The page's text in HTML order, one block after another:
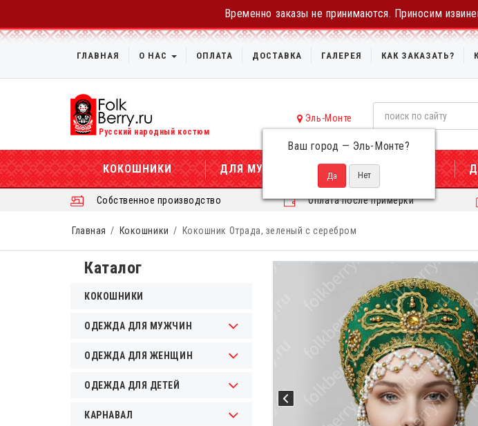
Временно заказы не принимаются. Приносим
ГЛАВНАЯ О НАС ОПЛАТА ДОСТАВКА ГАЛЕРЕЯ КАК ЗАКАЗАТЬ?
Русский народный костюм
Эль-Монте
Ваш город — Эль-Монте?
КОКОШНИКИ ДЛЯ МУЖЧИН ДЛЯ ЖЕНЩИН
Собственное производство Оплата после примерки
Главная Кокошники Кокошник Отрада, зеленый с серебром
Каталог
КОКОШНИКИ
ОДЕЖДА ДЛЯ МУЖЧИН
ОДЕЖДА ДЛЯ ЖЕНЩИН
ОДЕЖДА ДЛЯ ДЕТЕЙ
КАРНАВАЛ